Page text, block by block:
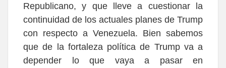
Republicano, y que lleve a cuestionar la
continuidad de los actuales planes de Trump
con respecto a Venezuela. Bien sabemos
que de la fortaleza política de Trump va a
depender lo que vaya a pasar en